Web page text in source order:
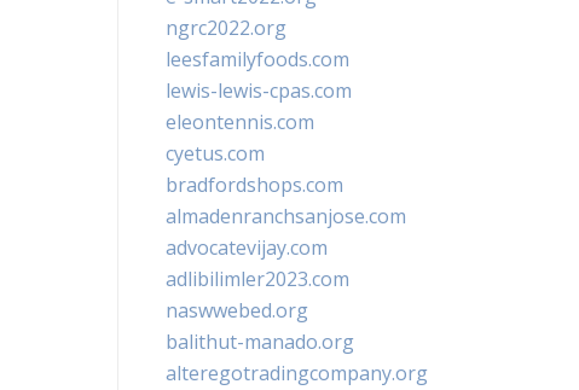
ngrc2022.org
leesfamilyfoods.com
lewis-lewis-cpas.com
eleontennis.com
cyetus.com
bradfordshops.com
almadenranchsanjose.com
advocatevijay.com
adlibilimler2023.com
naswwebed.org
balithut-manado.org
alteregotradingcompany.org